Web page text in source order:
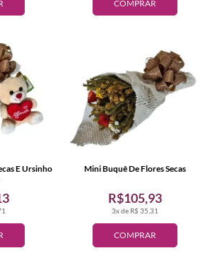
COMPRAR
E Ursinho
COMPRAR
3x de R$ 35,31
R$105,93
Mini Buquê De Flores Secas